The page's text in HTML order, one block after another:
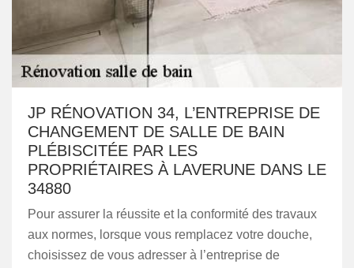
JP RÉNOVATION 34, L’ENTREPRISE DE
CHANGEMENT DE SALLE DE BAIN
PLÉBISCITÉE PAR LES
PROPRIÉTAIRES À LAVERUNE DANS LE
34880
Pour assurer la réussite et la conformité des travaux
aux normes, lorsque vous remplacez votre douche,
choisissez de vous adresser à l’entreprise de